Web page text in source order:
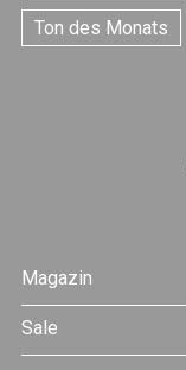
Ton des Monats
Magazin
Sale